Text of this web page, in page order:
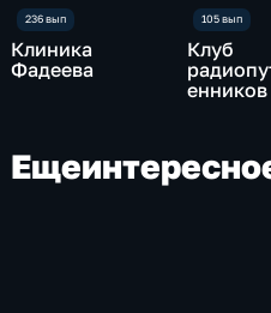
Клиника
Фадеева
Клуб
енников
Еще